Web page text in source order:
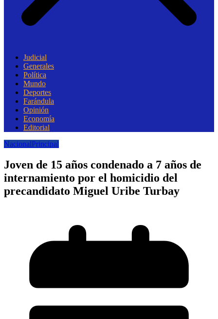
Judicial
Generales
Política
Mundo
Deportes
Farándula
Opinión
Economía
Editorial
NacionalPrincipal
Joven de 15 años condenado a 7 años de
internamiento por el homicidio del
precandidato Miguel Uribe Turbay